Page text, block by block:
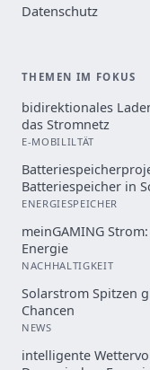
Datenschutz
THEMEN IM FOKUS
bidirektionales
das Stromnetz
E-MOBILILTÄT
Batteriespeicher in
ENERGIESPEICHER
meinGAMING
Energie
NACHHALTIGKEIT
Solarstrom Spitzen
Chancen
NEWS
intelligente